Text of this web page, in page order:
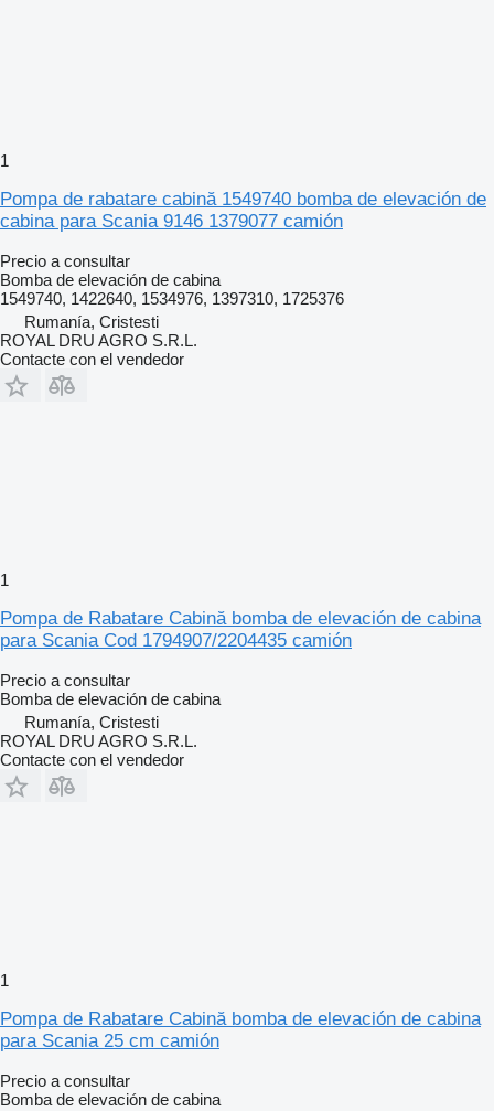
1
Pompa de rabatare cabină 1549740 bomba de elevación de
cabina para Scania 9146 1379077 camión
Precio a consultar
Bomba de elevación de cabina
1549740, 1422640, 1534976, 1397310, 1725376
Rumanía, Cristesti
ROYAL DRU AGRO S.R.L.
Contacte con el vendedor
1
Pompa de Rabatare Cabină bomba de elevación de cabina
para Scania Cod 1794907/2204435 camión
Precio a consultar
Bomba de elevación de cabina
Rumanía, Cristesti
ROYAL DRU AGRO S.R.L.
Contacte con el vendedor
1
Pompa de Rabatare Cabină bomba de elevación de cabina
para Scania 25 cm camión
Precio a consultar
Bomba de elevación de cabina